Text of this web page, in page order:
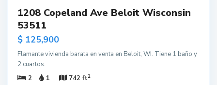
1208 Copeland Ave Beloit Wisconsin
53511
$ 125,900
Flamante vivienda barata en venta en Beloit, WI. Tiene 1 baño y
2 cuartos.
2
1 742 ft2